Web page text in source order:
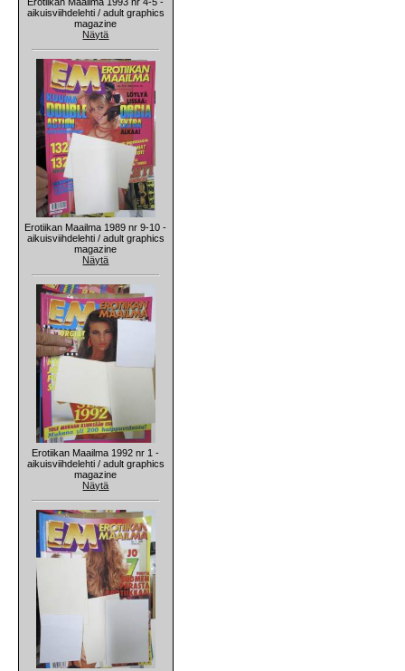
aikuisviihdelehti / adult graphics
magazine
Näytä
Erotiikan Maailma 1989 nr 9-10 -
aikuisviihdelehti / adult graphics
magazine
Näytä
Erotiikan Maailma 1992 nr 1 -
aikuisviihdelehti / adult graphics
magazine
Näytä